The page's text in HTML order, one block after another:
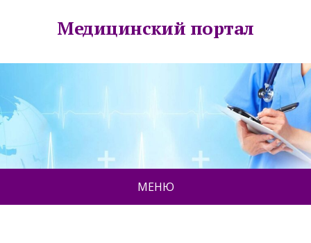
Медицинский портал
МЕНЮ